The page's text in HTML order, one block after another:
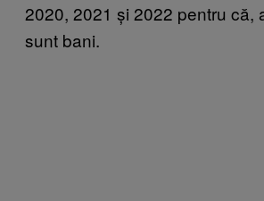
2020, 2021 și 2022 pentru că,
sunt bani.